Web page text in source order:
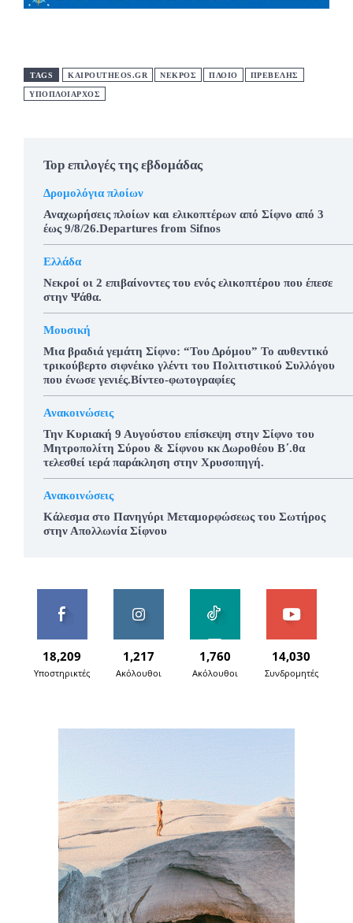
TAGS KAIPOUTHEOS.GR ΝΕΚΡΟΣ ΠΛΟΙΟ ΠΡΕΒΕΛΗΣ
ΥΠΟΠΛΟΙΑΡΧΟΣ
Top επιλογές της εβδομάδας
Δρομολόγια πλοίων
Αναχωρήσεις πλοίων και ελικοπτέρων από Σίφνο από 3
έως 9/8/26.Departures from Sifnos
Ελλάδα
Νεκροί οι 2 επιβαίνοντες του ενός ελικοπτέρου που έπεσε
στην Ψάθα.
Μουσική
Μια βραδιά γεμάτη Σίφνο: “Του Δρόμου” Το αυθεντικό
τρικούβερτο σιφνέικο γλέντι του Πολιτιστικού Συλλόγου
που ένωσε γενιές.Βίντεο-φωτογραφίες
Ανακοινώσεις
Την Κυριακή 9 Αυγούστου επίσκεψη στην Σίφνο του
Μητροπολίτη Σύρου & Σίφνου κκ Δωροθέου Β΄.θα
τελεσθεί ιερά παράκληση στην Χρυσοπηγή.
Ανακοινώσεις
Κάλεσμα στο Πανηγύρι Μεταμορφώσεως του Σωτήρος
στην Απολλωνία Σίφνου
18,209
Υποστηρικτές
1,217
Ακόλουθοι
1,760
Ακόλουθοι
14,030
Συνδρομητές